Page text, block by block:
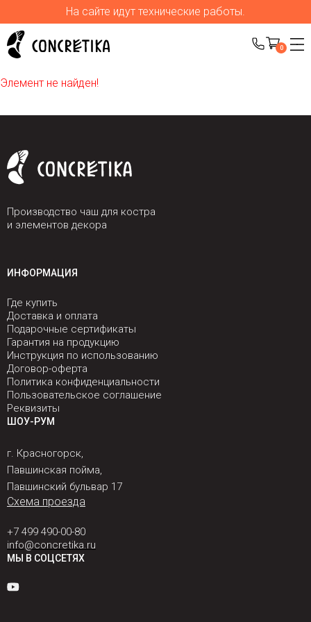
На сайте идут технические работы.
0
Элемент не найден!
Производство чаш для костра
и элементов декора
ИНФОРМАЦИЯ
Где купить
Доставка и оплата
Подарочные сертификаты
Гарантия на продукцию
Инструкция по использованию
Договор-оферта
Политика конфиденциальности
Пользовательское соглашение
Реквизиты
ШОУ-РУМ
г. Красногорск,
Павшинская пойма,
Павшинский бульвар 17
Схема проезда
+7 499 490-00-80
info@concretika.ru
МЫ В СОЦСЕТЯХ